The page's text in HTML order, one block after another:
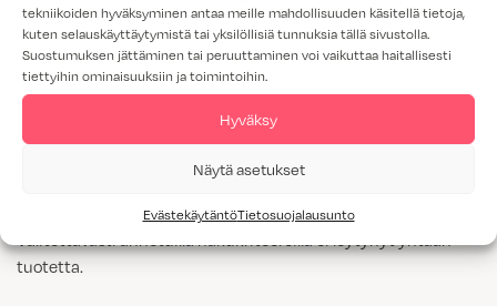
tekniikoiden hyväksyminen antaa meille mahdollisuuden käsitellä tietoja,
kuten selauskäyttäytymistä tai yksilöllisiä tunnuksia tällä sivustolla.
Suostumuksen jättäminen tai peruuttaminen voi vaikuttaa haitallisesti
tiettyihin ominaisuuksiin ja toimintoihin.
Hyväksy
Näytä asetukset
EvästekäytäntöTietosuojalausunto
Melamiini
Tammiviilu
M1-luokitus
Valitettavasti annetuilla hakukriteereillä ei löytynyt yhtään
tuotetta.